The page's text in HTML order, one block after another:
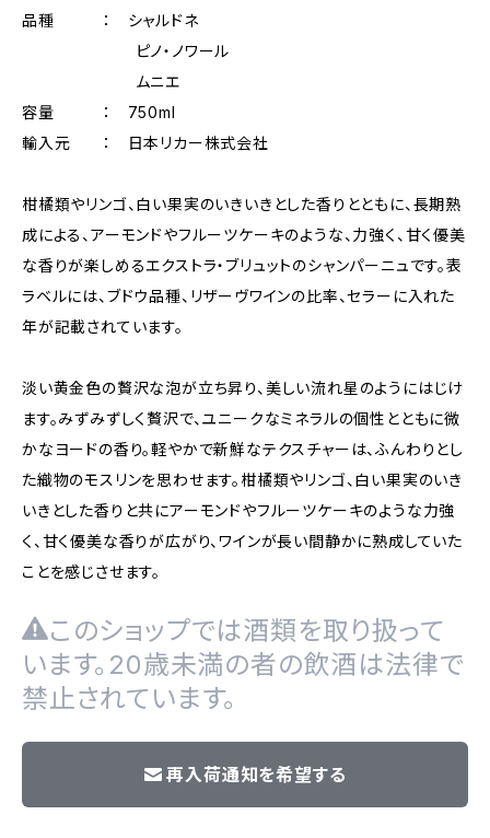
品種 ： シャルドネ
ピノ・ノワール
ムニエ
容量 ： 750ml
輸入元 ： 日本リカー株式会社
柑橘類やリンゴ、白い果実のいきいきとした香りとともに、長期熟
成による、アーモンドやフルーツケーキのような、力強く、甘く優美
な香りが楽しめるエクストラ・ブリュットのシャンパーニュです。表
ラベルには、ブドウ品種、リザーヴワインの比率、セラーに入れた
年が記載されています。
淡い黄金色の贅沢な泡が立ち昇り、美しい流れ星のようにはじけ
ます。みずみずしく贅沢で、ユニークなミネラルの個性とともに微
かなヨードの香り。軽やかで新鮮なテクスチャーは、ふんわりとし
た織物のモスリンを思わせます。柑橘類やリンゴ、白い果実のいき
いきとした香りと共にアーモンドやフルーツケーキのような力強
く、甘く優美な香りが広がり、ワインが長い間静かに熟成していた
ことを感じさせます。
このショップでは酒類を取り扱って
います。20歳未満の者の飲酒は法律で
禁止されています。
再入荷通知を希望する